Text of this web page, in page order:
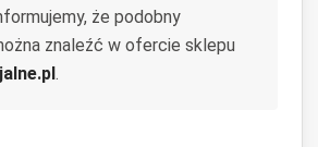
że podobny
znaleźć w ofercie sklepu
.